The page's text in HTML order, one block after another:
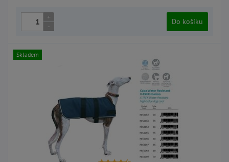
+
-
Do košíku
Skladem